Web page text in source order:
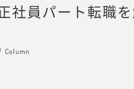
ション・ビジョン
社員パート転職を
Column